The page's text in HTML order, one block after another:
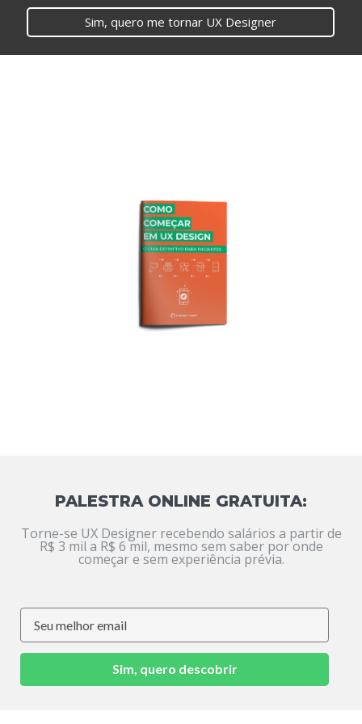
Sim, quero me tornar UX Designer
PALESTRA ONLINE GRATUITA:
Torne-se UX Designer recebendo salários a partir de
R$ 3 mil a R$ 6 mil, mesmo sem saber por onde
começar e sem experiência prévia.
Sim, quero descobrir